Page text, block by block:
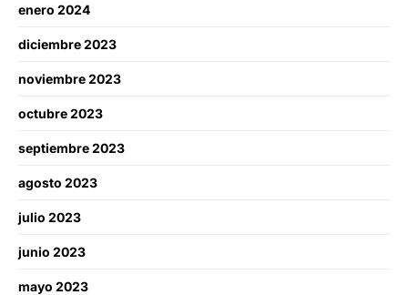
enero 2024
diciembre 2023
noviembre 2023
octubre 2023
septiembre 2023
agosto 2023
julio 2023
junio 2023
mayo 2023